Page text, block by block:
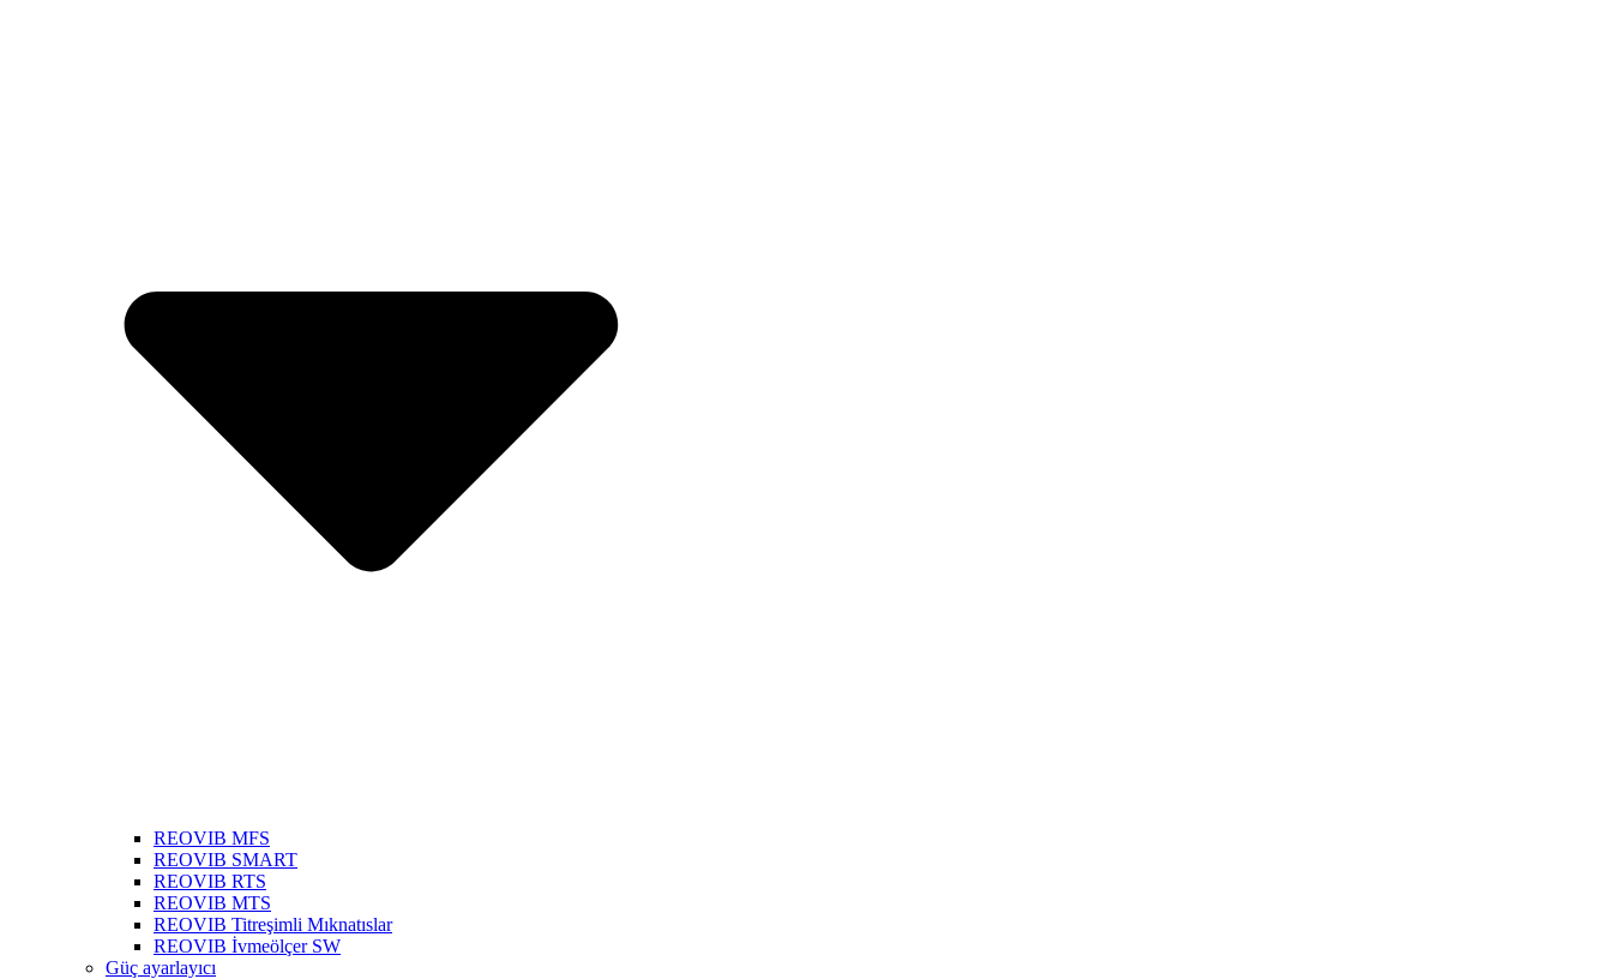
REOVIB MFS
REOVIB SMART
REOVIB RTS
REOVIB MTS
REOVIB Titreşimli Mıknatıslar
REOVIB İvmeölçer SW
Güç ayarlayıcı